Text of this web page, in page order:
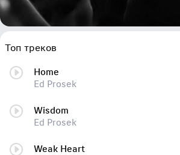
Топ треков
Home
Ed Prosek
Wisdom
Ed Prosek
Weak Heart